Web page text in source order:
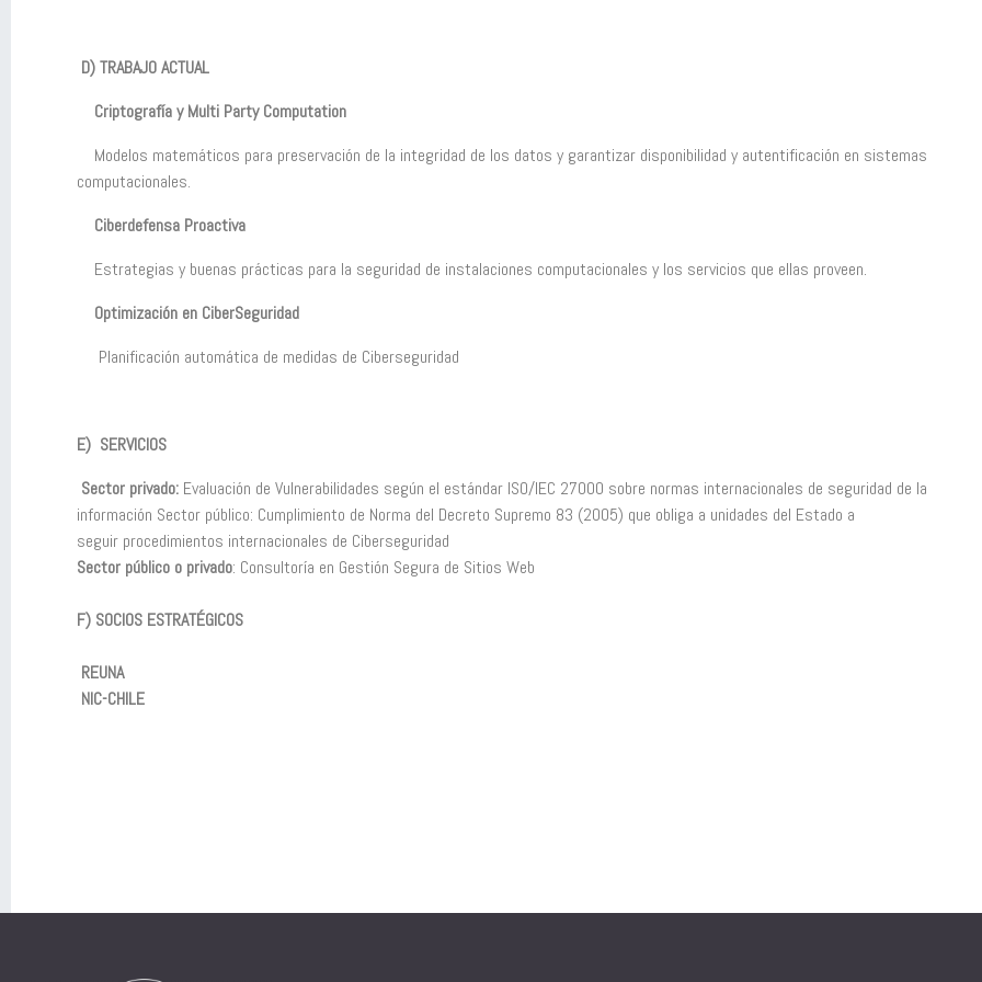
D) TRABAJO ACTUAL
Criptografía y Multi Party Computation
Modelos matemáticos para preservación de la integridad de los datos y garantizar disponibilidad y autentificación en sistemas
computacionales.
Ciberdefensa Proactiva
Estrategias y buenas prácticas para la seguridad de instalaciones computacionales y los servicios que ellas proveen.
Optimización en CiberSeguridad
Planificación automática de medidas de Ciberseguridad
E) SERVICIOS
Sector privado: Evaluación de Vulnerabilidades según el estándar ISO/IEC 27000 sobre normas internacionales de seguridad de la
información Sector público: Cumplimiento de Norma del Decreto Supremo 83 (2005) que obliga a unidades del Estado a
seguir procedimientos internacionales de Ciberseguridad
Sector público o privado: Consultoría en Gestión Segura de Sitios Web
F) SOCIOS ESTRATÉGICOS
REUNA
NIC-CHILE